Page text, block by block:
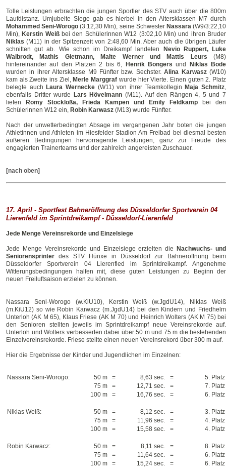
Tolle Leistungen erbrachten die jungen Sportler des STV auch über die 800m
Laufdistanz. Umjubelte Siege gab es hierbei in den Altersklassen M7 durch
Mohammed Seni-Worogo (3:12,30 Min), seine Schwester Nassara(W9/3:22,10
Min), Kerstin Weißbei den Schülerinnen W12 (3:02,10 Min) und ihren Bruder
Niklas (M11) in der Spitzenzeit von 2:48,60 Min. Aber auch die übrigen Läufer
schnitten gut ab. Wie schon im Dreikampf landeten
Nevio Ruppert, Luke
Walbrodt, Mathis Gietmann, Malte Werner und Mattis Leurs (M8)
hintereinander auf den Plätzen 2 bis 6,
Henrik Bongers und
Niklas Bode
wurden in ihrer Altersklasse M9 Fünfter bzw. Sechster.Alina Karwasz(W10)
kam als Zweite ins Ziel, Merle Marggraf wurde hier Vierte. Einen guten 2. Platz
belegte auch Laura Wernecke (W11) von ihrer Teamkollegin Maja Schmitz,
ebenfalls Dritter wurde
Lars Hövelmann (M11). Auf den Rängen 4, 5 und 7
liefen
Romy Stockloßa, Frieda Kampen und Emily Feldkamp bei den
Schülerinnen W12 ein, Robin Karwasz (M13) wurde Fünfter.
Nach der unwetterbedingten Absage im vergangenen Jahr boten die jungen
Athletinnen und Athleten im Hiesfelder Stadion Am Freibad bei diesmal besten
äußeren Bedingungen hervorragende Leistungen, ganz zur Freude des
engagierten Trainerteams und der zahlreich angereisten Zuschauer.
[nach oben]
17. April - Sportfest Bahneröffnung des Düsseldorfer Sportverein 04
Lierenfeld im Sprintdreikampf - Düsseldorf-Lierenfeld
Jede Menge Vereinsrekorde und Einzelsiege
Jede Menge Vereinsrekorde und Einzelsiege erzielten die
Nachwuchs- und
Seniorensprinter des STV Hünxe in Düsseldorf zur Bahneröffnung beim
Düsseldorfer Sportverein 04 Lierenfled im Sprintdreikampf. Angenehme
Witterungsbedingungen halfen mit, diese guten Leistungen zu Beginn der
neuen Freiluftsaison erzielen zu können.
Nassara Seni-Worogo (w.KiU10), Kerstin Weiß (w.JgdU14), Niklas Weiß
(m.KiU12) so wie Robin Karwacz (m.JgdU14) bei den Kindern und Friedhelm
Unterloh (AK M 65), Klaus Friese (AK M 70) und Heinrich Wolters (AK M 75) bei
den Senioren stellten jeweils im Sprintdreikampf neue Vereinsrekorde auf.
Unterloh und Wolters verbesserten dabei über 50 m und 75 m die bestehenden
Einzelvereinsrekorde. Friese stellte einen neuen Vereinsrekord über 300 m auf.
Hier die Ergebnisse der Kinder und Jugendlichen im Einzelnen:
Nassara Seni-Worogo: 50 m = 8,63 sec. =
5. Platz
75 m
= 12,71 sec. =
7. Platz
100 m
= 16,76 sec. = 6. Platz
Niklas Weiß: 50 m = 8,12 sec. =
3. Platz
75 m
= 11,96 sec. =
4. Platz
100 m
= 15,58 sec. = 4. Platz
Robin Karwacz: 50 m = 8,11 sec. =
8. Platz
75 m
= 11,64 sec. =
6. Platz
100 m
= 15,24 sec. = 6. Platz